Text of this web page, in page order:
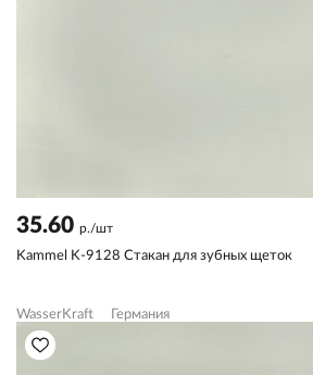
35.60 р./шт
Kammel K-9128 Стакан для зубных щеток
WasserKraft Германия